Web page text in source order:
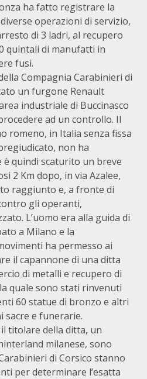
ha fatto registrare la
operazioni di servizio,
di 3 ladri, al recupero
quintali di manufatti in
fusi.
Compagnia Carabinieri di
un furgone Renault
industriale di Buccinasco
ad un controllo. Il
romeno, in Italia senza fissa
non ha
è quindi scaturito un breve
2 Km dopo, in via Azalee,
raggiunto e, a fronte di
gli operanti,
L’uomo era alla guida di
a Milano e la
ha permesso ai
il capannone di una ditta
di metalli e recupero di
quale sono stati rinvenuti
60 statue di bronzo e altri
sacre e funerarie.
titolare della ditta, un
milanese, sono
di Corsico stanno
per determinare l’esatta